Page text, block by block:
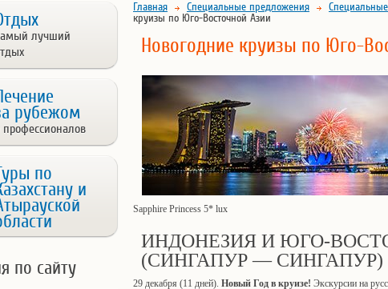
лучший
рубежом
профессионалов
по
и
по сайту
Главная Специальные предложения
круизы по Юго-Восточной Азии
Новогодние круизы по Юго-
Sapphire Princess 5* lux
ИНДОНЕЗИЯ И ЮГО-
(СИНГАПУР — СИНГАПУР)
29 декабря (11 дней). Новый Год в круизе! Экскурсии на